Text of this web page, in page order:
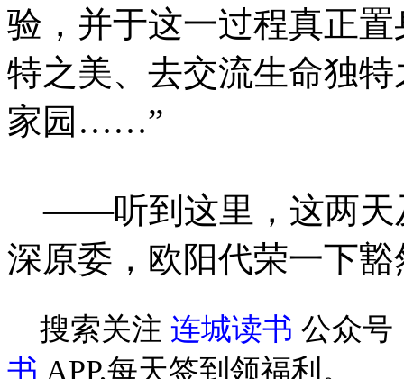
验，并于这一过程真正
特之美、去交流生命独
家园……”
——听到这里，这两天
深原委，欧阳代荣一下豁
搜索关注 连城读书 公众号
书 APP,每天签到领福利。